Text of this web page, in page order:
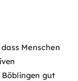
Menschen
gut